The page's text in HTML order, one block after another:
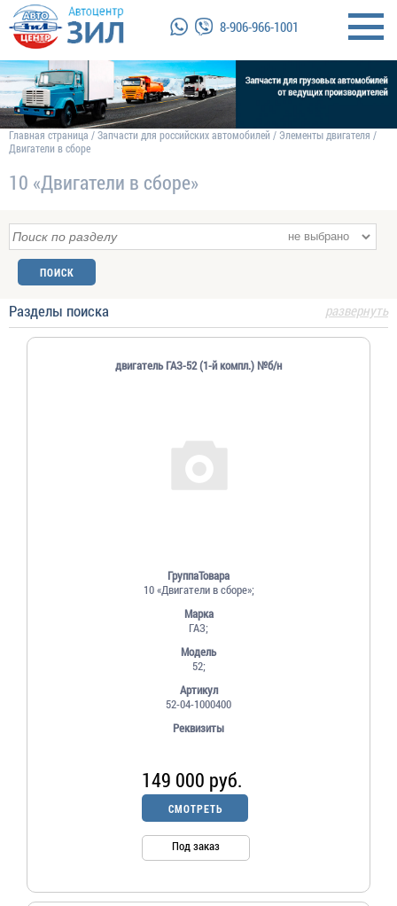
8-906-966-1001
Главная страница /Запчасти для российских автомобилей /Элементы двигателя /
Двигатели в сборе
10 «Двигатели в сборе»
развернуть
Разделы поиска
двигатель ГАЗ-52 (1-й компл.) №б/н
ГруппаТовара
10 «Двигатели в сборе»;
Марка
ГАЗ;
Модель
52;
Артикул
52-04-1000400
Реквизиты
149 000 руб.
СМОТРЕТЬ
Под заказ